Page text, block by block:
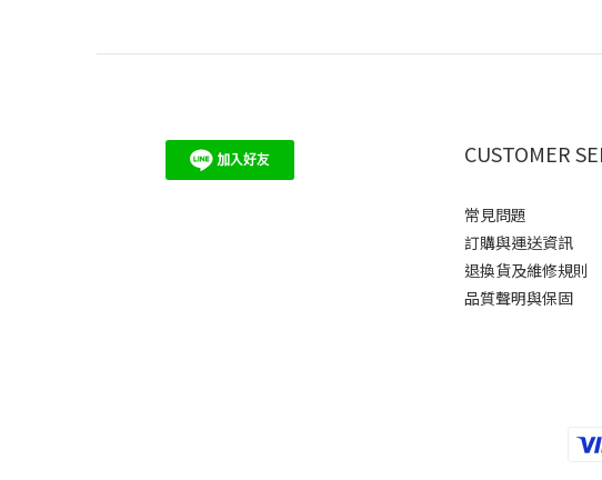
CUSTOMER
常見問題
訂購與運送資訊
退換貨及維修規則
品質聲明與保固